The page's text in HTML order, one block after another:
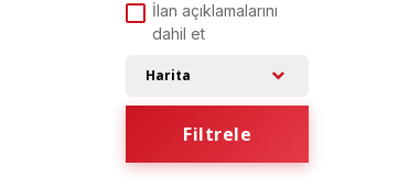
İlan açıklamalarını
dahil et
Harita
Filtrele